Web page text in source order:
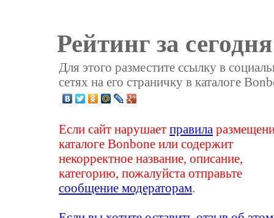
Рейтинг за
Для этого разместите ссылку в
сетях на его страничку в каталоге
Если сайт нарушаетправила
каталоге Bonbone или содержит
некорректное название, описание,
категорию, пожалуйста отправьте
сообщение модераторам